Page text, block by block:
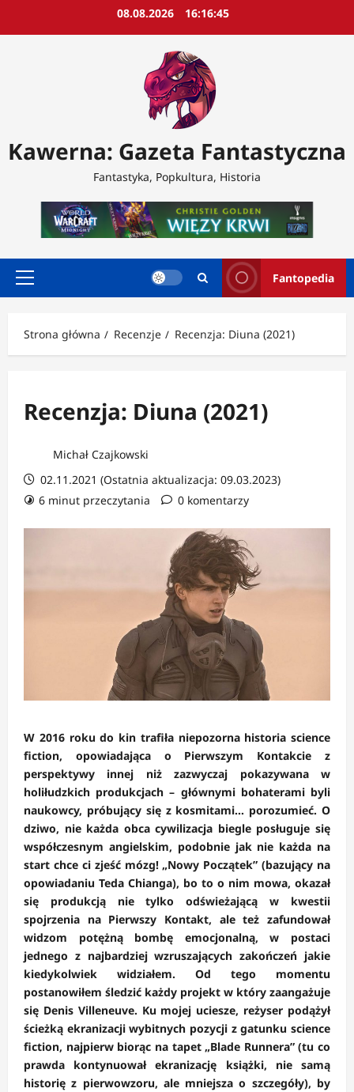
08.08.2026 16:16:47
Kawerna: Gazeta Fantastyczna
Fantastyka, Popkultura, Historia
Menu
Fantopedia
Strona główna Recenzje Recenzja: Diuna (2021)
Recenzja: Diuna (2021)
Michał Czajkowski
02.11.2021 (Ostatnia aktualizacja: 09.03.2023)
6 minut przeczytania
0 komentarzy
W 2016 roku do kin trafiła niepozorna historia science
fiction, opowiadająca o Pierwszym Kontakcie z
perspektywy innej niż zazwyczaj pokazywana w
holiłudzkich produkcjach – głównymi bohaterami byli
naukowcy, próbujący się z kosmitami… porozumieć. O
dziwo, nie każda obca cywilizacja biegle posługuje się
współczesnym angielskim, podobnie jak nie każda na
start chce ci zjeść mózg! „Nowy Początek” (bazujący na
opowiadaniu Teda Chianga), bo to o nim mowa, okazał
się produkcją nie tylko odświeżającą w kwestii
spojrzenia na Pierwszy Kontakt, ale też zafundował
widzom potężną bombę emocjonalną, w postaci
jednego z najbardziej wzruszających zakończeń jakie
kiedykolwiek widziałem. Od tego momentu
postanowiłem śledzić każdy projekt w który zaangażuje
się Denis Villeneuve. Ku mojej uciesze, reżyser podążył
ścieżką ekranizacji wybitnych pozycji z gatunku science
fiction, najpierw biorąc na tapet „Blade Runnera” (tu co
prawda kontynuował ekranizację książki, nie samą
historię z pierwowzoru, ale mniejsza o szczegóły), by